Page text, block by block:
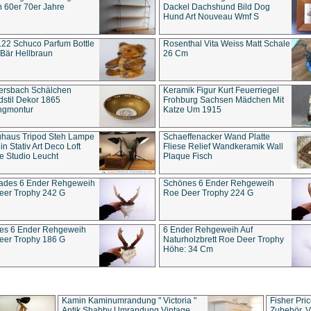
60er 70er Jahre
Dackel Dachshund Bild Dog
Hund Art Nouveau Wmf S
Schuco Parfum Bottle
Hellbraun
Rosenthal Vita Weiss Matt Schale
26 Cm
Schälchen
Dekor 1865
Keramik Figur Kurt Feuerriegel
Frohburg Sachsen Mädchen Mit
Katze Um 1915
Tripod Steh Lampe
Stativ Art Deco Loft
Studio Leucht
Schaeffenacker Wand Platte
Fliese Relief Wandkeramik Wall
Plaque Fisch
6 Ender Rehgeweih
Trophy 242 G
Schönes 6 Ender Rehgeweih
Roe Deer Trophy 224 G
6 Ender Rehgeweih
Trophy 186 G
6 Ender Rehgeweih Auf
Naturholzbrett Roe Deer Trophy
Höhe: 34 Cm
Kamin Kaminumrandung " Victoria "
Fisher